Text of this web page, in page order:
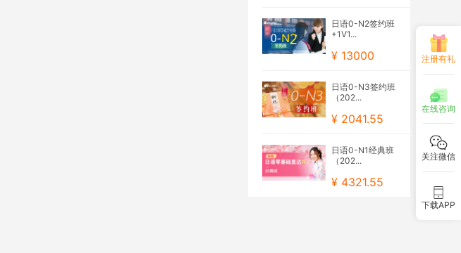
日语0-N2签约班
+1V1...
¥ 13000
日语0-N3签约班
（202...
¥ 2041.55
日语0-N1经典班
（202...
¥ 4321.55
注册有礼
在线咨询
关注微信
下载APP